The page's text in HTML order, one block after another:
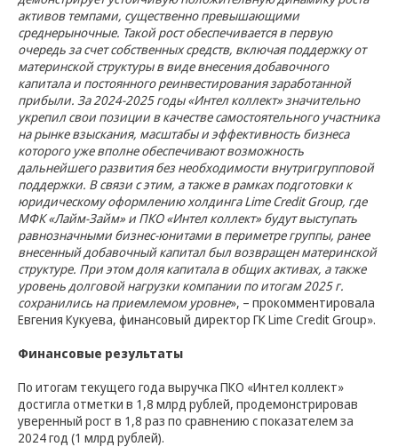
активов темпами, существенно превышающими
среднерыночные. Такой рост обеспечивается в первую
очередь за счет собственных средств, включая поддержку от
материнской структуры в виде внесения добавочного
капитала и постоянного реинвестирования заработанной
прибыли. За 2024-2025 годы «Интел коллект» значительно
укрепил свои позиции в качестве самостоятельного участника
на рынке взыскания, масштабы и эффективность бизнеса
которого уже вполне обеспечивают возможность
дальнейшего развития без необходимости внутригрупповой
поддержки. В связи с этим, а также в рамках подготовки к
юридическому оформлению холдинга Lime Credit Group, где
МФК «Лайм-Займ» и ПКО «Интел коллект» будут выступать
равнозначными бизнес-юнитами в периметре группы, ранее
внесенный добавочный капитал был возвращен материнской
структуре. При этом доля капитала в общих активах, а также
уровень долговой нагрузки компании по итогам 2025 г.
сохранились на приемлемом уровне», – прокомментировала
Евгения Кукуева, финансовый директор ГК Lime Credit Group».
Финансовые результаты
По итогам текущего года выручка ПКО «Интел коллект»
достигла отметки в 1,8 млрд рублей, продемонстрировав
уверенный рост в 1,8 раз по сравнению с показателем за
2024 год (1 млрд рублей).